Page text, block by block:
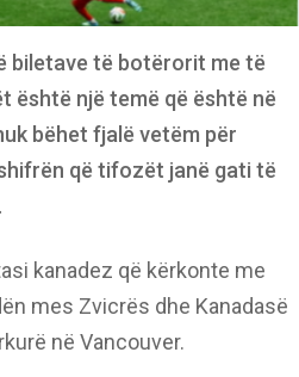
biletave të botërorit me të
është një temë që është në
bëhet fjalë vetëm për
që tifozët janë gati të
kanadez që kërkonte me
mes Zvicrës dhe Kanadasë
në Vancouver.